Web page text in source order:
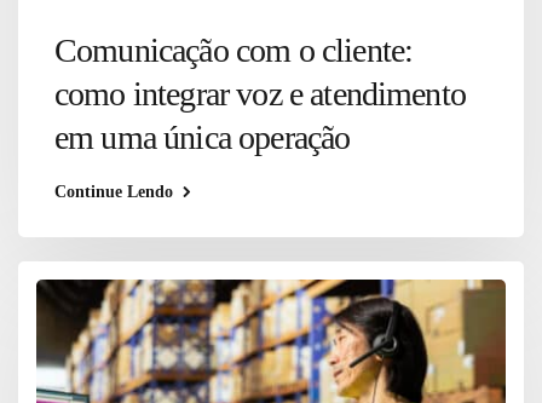
Comunicação com o cliente:
como integrar voz e atendimento
em uma única operação
Continue Lendo